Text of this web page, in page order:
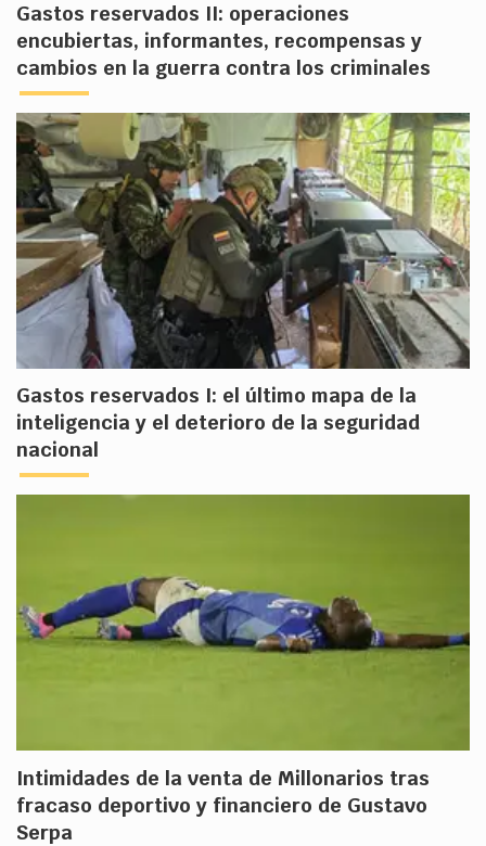
Gastos reservados II: operaciones
encubiertas, informantes, recompensas y
cambios en la guerra contra los criminales
Gastos reservados I: el último mapa de la
inteligencia y el deterioro de la seguridad
nacional
Intimidades de la venta de Millonarios tras
fracaso deportivo y financiero de Gustavo
Serpa